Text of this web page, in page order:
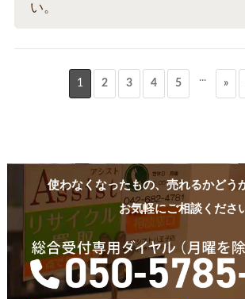
い。
1 2 3 4 5 ... »
使わなくなったもの、売れるかどう
お気軽にご相談くださ